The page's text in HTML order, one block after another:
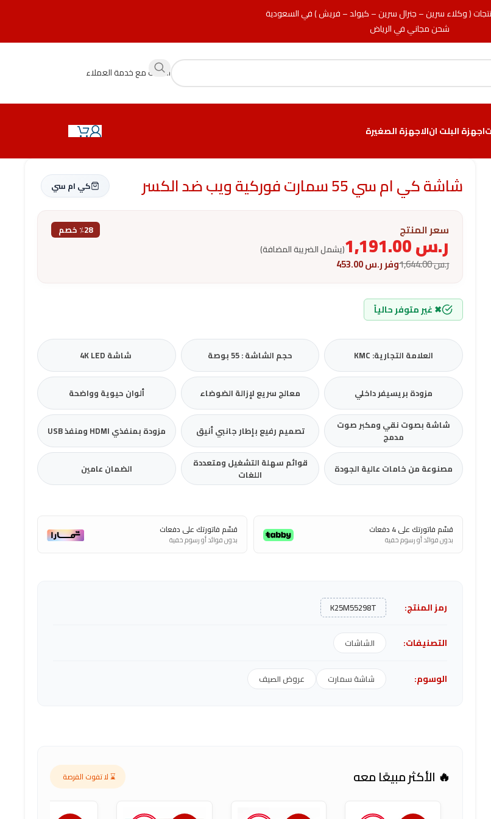
( وكلاء سرين – جنرال سرين – كيولد – فريش ) في السعودية
شحن مجاني في الرياض
التحدث مع خدمة العملاء
اجهزة البلت انالاجهزة الصغيرة
شاشة كي ام سي 55 سمارت فوركية ويب ضد الكسر كي ام سي
سعر المنتج ٪28 خصم
ر.س (يشمل الضريبة المضافة)
ر.س1,644.00 وفرر.س
✖ غير متوفر حالياً
العلامة التجارية: KMC حجم الشاشة : 55 بوصة شاشة 4K LED
مزودة بريسيفر داخلي معالج سريع لإزالة الضوضاء ألوان حيوية وواضحة
شاشة بصوت نقي ومكبر صوت
مدمج
تصميم رفيع بإطار جانبي أنيق مزودة بمنفذي HDMI ومنفذ USB
مصنوعة من خامات عالية الجودة
قوائم سهلة التشغيل ومتعددة
اللغات
الضمان عامين
قسّم فاتورتك على 4 دفعات
بدون فوائد أو رسوم خفية
قسّم فاتورتك على دفعات
بدون فوائد أو رسوم خفية
رمز المنتج: K25M55298T
التصنيفات: الشاشات
الوسوم: شاشة سمارت عروض الصيف
🔥 الأكثر مبيعًا معه ⌛ لا تفوت الفرصة